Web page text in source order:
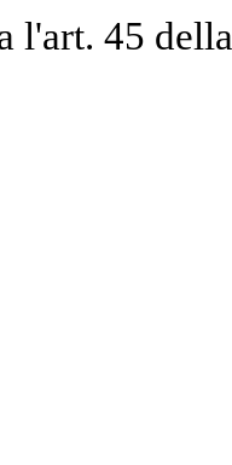
l'art. 45 della